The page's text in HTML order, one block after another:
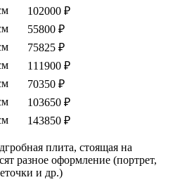
102000 ₽
55800 ₽
75825 ₽
111900 ₽
70350 ₽
103650 ₽
143850 ₽
плита, стоящая на
разное оформление (портрет,
и др.)